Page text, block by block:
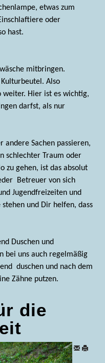
etwas zum
oder
hast.
mitbringen.
Also
weiter. Hier ist es wichtig,
darfst, als nur
Sachen passieren,
schlechter Traum oder
zu gehen, ist das absolut
Betreuer von sich
Jugendfreizeiten und
und Dir helfen, dass
Duschen und
bei uns auch regelmäßig
duschen und nach dem
Zähne putzen.
die